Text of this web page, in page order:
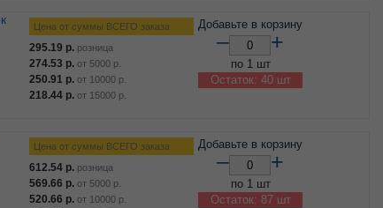
Цена от суммы ВСЕГО заказа
295.19 р. розница
274.53 р. от 5000 р.
250.91 р. от 10000 р.
218.44 р. от 15000 р.
Добавьте в корзину
– +
по 1 шт
Остаток: 40 шт
Цена от суммы ВСЕГО заказа
612.54 р. розница
569.66 р. от 5000 р.
520.66 р. от 10000 р.
Добавьте в корзину
– +
по 1 шт
Остаток: 87 шт